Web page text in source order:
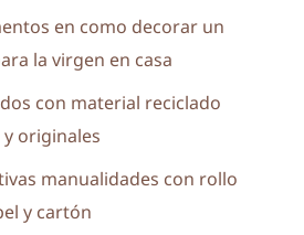
en como decorar un
la virgen en casa
con material reciclado
originales
manualidades con rollo
y cartón